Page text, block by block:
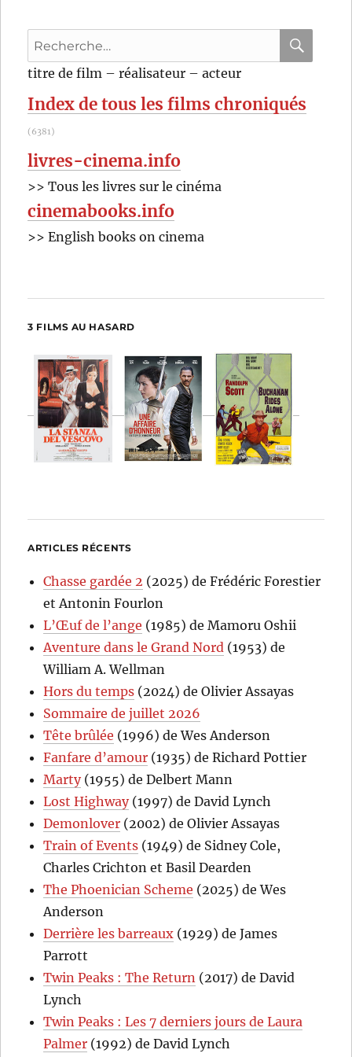
Recherche
pour
:
titre de film – réalisateur – acteur
Index de tous les films chroniqués
(6381)
livres-cinema.info
>> Tous les livres sur le cinéma
cinemabooks.info
>> English books on cinema
3 FILMS AU HASARD
ARTICLES RÉCENTS
Chasse gardée 2 (2025) de Frédéric Forestier
et Antonin Fourlon
L’Œuf de l’ange (1985) de Mamoru Oshii
Aventure dans le Grand Nord (1953) de
William A. Wellman
Hors du temps (2024) de Olivier Assayas
Sommaire de juillet 2026
Tête brûlée (1996) de Wes Anderson
Fanfare d’amour (1935) de Richard Pottier
Marty(1955) de Delbert Mann
Lost Highway(1997) de David Lynch
Demonlover (2002) de Olivier Assayas
Train of Events (1949) de Sidney Cole,
Charles Crichton et Basil Dearden
The Phoenician Scheme (2025) de Wes
Anderson
Derrière les barreaux (1929) de James
Parrott
Twin Peaks : The Return (2017) de David
Lynch
Twin Peaks : Les 7 derniers jours de Laura
Palmer (1992) de David Lynch